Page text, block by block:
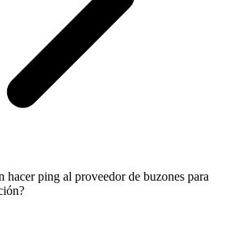
hacer ping al proveedor de buzones para